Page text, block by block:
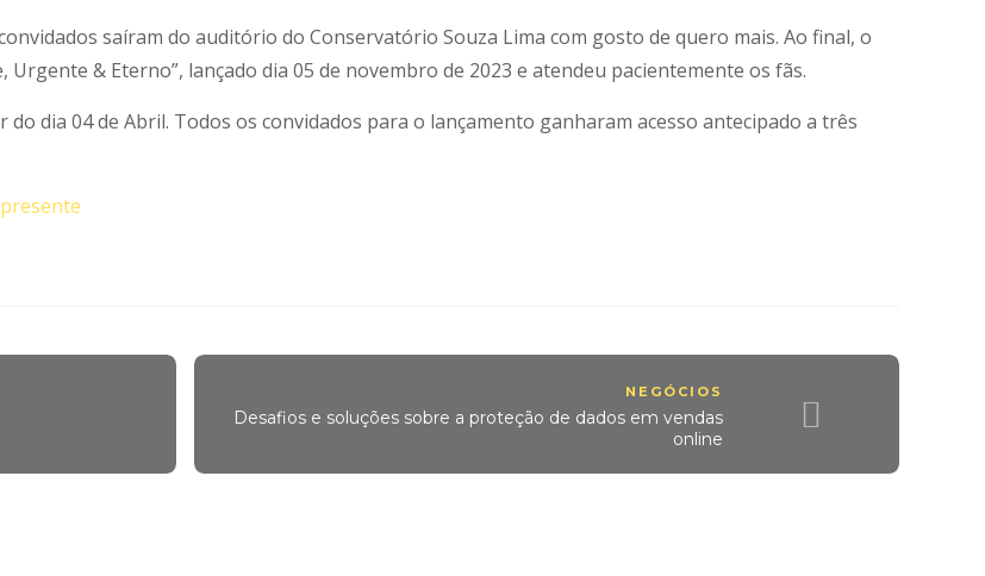
saíram do auditório do Conservatório Souza Lima com gosto de quero mais. Ao final, o
& Eterno”, lançado dia 05 de novembro de 2023 e atendeu pacientemente os fãs.
do dia 04 de Abril. Todos os convidados para o lançamento ganharam acesso antecipado a três
NEGÓCIOS
Desafios e soluções sobre a proteção de dados em vendas
online